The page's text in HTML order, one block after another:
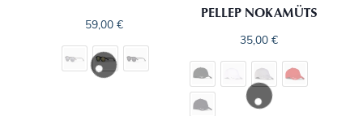
59,00 €
PELLEP NOKAMÜTS
35,00€